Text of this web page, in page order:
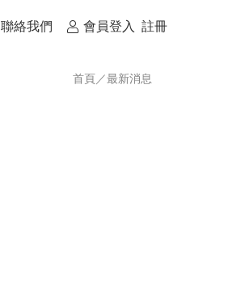
聯絡我們 會員登入 註冊
首頁／最新消息